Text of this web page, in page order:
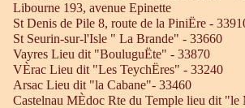
Libourne 193, avenue Epinette
St Denis de Pile 8, route de la PiniËre -
St Seurin-sur-l'Isle " La Brande" - 33660
Vayres Lieu dit "BouluguËte" - 33870
VÈrac Lieu dit "Les TeychËres" - 33240
Arsac Lieu dit "la Cabane"- 33460
Castelnau MÈdoc Rte du Temple lieu dit